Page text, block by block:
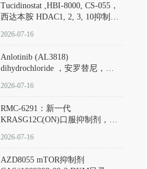
Tucidinostat ,HBI-8000, CS-055，
西达本胺 HDAC1, 2, 3, 10抑制剂
D808567) - DKM活性分子
2026-07-16
Anlotinib (AL3818)
dihydrochloride ，安罗替尼，
Hydrochloride实验方法步骤SOP
2026-07-16
RMC-6291：新一代
KRASG12C(ON)口服抑制剂，
(Elironrasib)CAS#2641998-63-0
2026-07-16
AZD8055 mTOR抑制剂